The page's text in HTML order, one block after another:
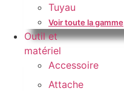
Tuyau
Voir toute la gamme
Outil et
matériel
Accessoire
Attache